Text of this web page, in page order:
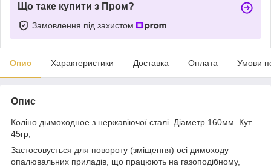
Що таке купити з Пром?
Замовлення під захистом
Опис Характеристики Доставка Оплата Умови
Опис
Коліно дымоходное з нержавіючої сталі. Діаметр 160мм. Кут
45гр,
Застосовується для повороту (зміщення) осі димоходу
опалювальних приладів, що працюють на газоподібному,